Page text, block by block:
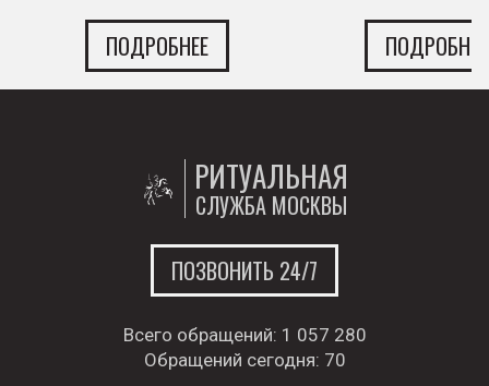
ПОДРОБНЕЕ ПОДРОБНЕЕ
РИТУАЛЬНАЯ
СЛУЖБА МОСКВЫ
ПОЗВОНИТЬ 24/7
Всего обращений: 1 057 280
Обращений сегодня: 70